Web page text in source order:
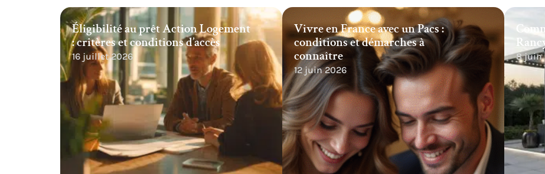
Éligibilité au prêt Action Logement
: critères et conditions d’accès
16 juillet 2026
Vivre en France avec un Pacs :
conditions et démarches à
connaître
12 juin 2026
8 juin